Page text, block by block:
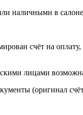
наличными в
счёт на
лицами
(оригинал